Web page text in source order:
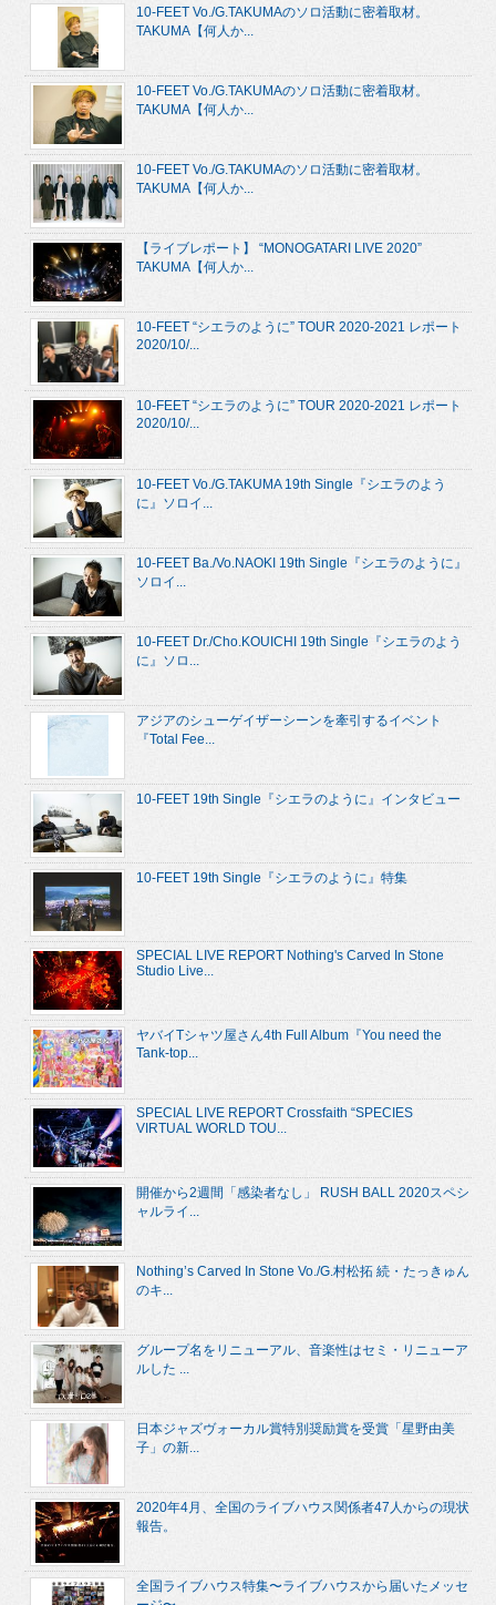
10-FEET Vo./G.TAKUMAのソロ活動に密着取材。
TAKUMA【何人か...
10-FEET Vo./G.TAKUMAのソロ活動に密着取材。
TAKUMA【何人か...
10-FEET Vo./G.TAKUMAのソロ活動に密着取材。
TAKUMA【何人か...
【ライブレポート】 “MONOGATARI LIVE 2020”
TAKUMA【何人か...
10-FEET “シエラのように” TOUR 2020-2021 レポート
2020/10/...
10-FEET “シエラのように” TOUR 2020-2021 レポート
2020/10/...
10-FEET Vo./G.TAKUMA 19th Single『シエラのよう
に』ソロイ...
10-FEET Ba./Vo.NAOKI 19th Single『シエラのように』
ソロイ...
10-FEET Dr./Cho.KOUICHI 19th Single『シエラのよう
に』ソロ...
アジアのシューゲイザーシーンを牽引するイベント
『Total Fee...
10-FEET 19th Single『シエラのように』インタビュー
10-FEET 19th Single『シエラのように』特集
SPECIAL LIVE REPORT Nothing's Carved In Stone
Studio Live...
ヤバイTシャツ屋さん4th Full Album『You need the
Tank-top...
SPECIAL LIVE REPORT Crossfaith “SPECIES
VIRTUAL WORLD TOU...
開催から2週間「感染者なし」 RUSH BALL 2020スペシ
ャルライ...
Nothing’s Carved In Stone Vo./G.村松拓 続・たっきゅん
のキ...
グループ名をリニューアル、音楽性はセミ・リニューア
ルした ...
日本ジャズヴォーカル賞特別奨励賞を受賞「星野由美
子」の新...
2020年4月、全国のライブハウス関係者47人からの現状
報告。
全国ライブハウス特集〜ライブハウスから届いたメッセ